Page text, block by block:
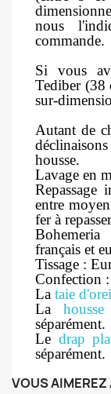
nous
commande.
Si vous
Tediber (38
sur-
Autant de
housse.
Lavage en
Repassage
entre
fer à
français et
Tissage :
Confection
La taie
La
séparément.
Le drap
séparément.
VOUS AIMEREZ